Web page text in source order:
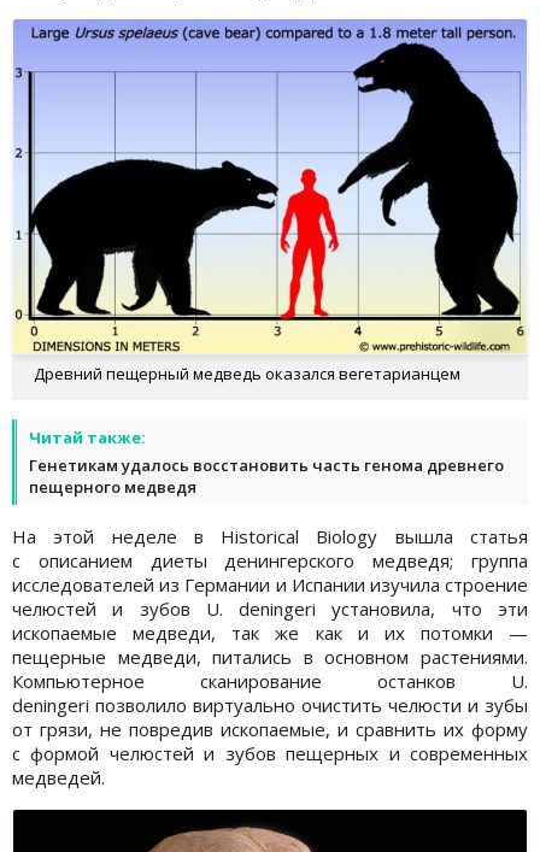
Древний пещерный медведь оказался вегетарианцем
Читай также:
Генетикам удалось восстановить часть генома древнего
пещерного медведя
На этой неделе в Historical Biology вышла статья
с описанием диеты денингерского медведя; группа
исследователей из Германии и Испании изучила строение
челюстей и зубов U. deningeri установила, что эти
ископаемые медведи, так же как и их потомки —
пещерные медведи, питались в основном растениями.
Компьютерное сканирование останков U.
deningeri позволило виртуально очистить челюсти и зубы
от грязи, не повредив ископаемые, и сравнить их форму
с формой челюстей и зубов пещерных и современных
медведей.